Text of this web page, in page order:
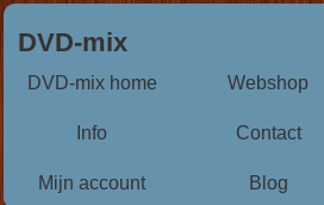
DVD-mix
DVD-mix home Webshop
Info Contact
Mijn account Blog